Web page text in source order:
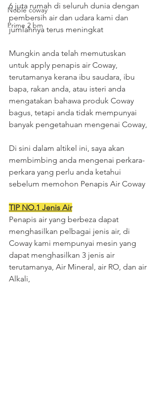
Noble coway
Prime 2 bm
6 juta rumah di seluruh dunia dengan
pembersih air dan udara kami dan
jumlahnya terus meningkat
Mungkin anda telah memutuskan
untuk apply penapis air Coway,
terutamanya kerana ibu saudara, ibu
bapa, rakan anda, atau isteri anda
mengatakan bahawa produk Coway
bagus, tetapi anda tidak mempunyai
banyak pengetahuan mengenai Coway,
Di sini dalam altikel ini, saya akan
membimbing anda mengenai perkara-
perkara yang perlu anda ketahui
sebelum memohon Penapis Air Coway
TIP NO.1 Jenis Air
Penapis air yang berbeza dapat
menghasilkan pelbagai jenis air, di
Coway kami mempunyai mesin yang
dapat menghasilkan 3 jenis air
terutamanya, Air Mineral, air RO, dan air
Alkali,